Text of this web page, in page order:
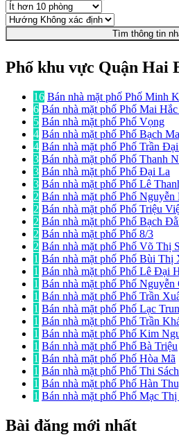
Tìm thông tin
Phố khu vực Quận Hai
16 Bán nhà mặt phố Phố Minh
6 Bán nhà mặt phố Phố Mai
5 Bán nhà mặt phố Phố Vọng
4 Bán nhà mặt phố Phố Bạch
4 Bán nhà mặt phố Phố Trần
3 Bán nhà mặt phố Phố Thanh
3 Bán nhà mặt phố Phố Đại La
3 Bán nhà mặt phố Phố Lê
2 Bán nhà mặt phố Phố Nguyễn
2 Bán nhà mặt phố Phố Triệu
2 Bán nhà mặt phố Phố Bạch
2 Bán nhà mặt phố Phố 8/3
2 Bán nhà mặt phố Phố Võ Thị
1 Bán nhà mặt phố Phố Bùi Thị
1 Bán nhà mặt phố Phố Lê Đại
1 Bán nhà mặt phố Phố Nguyễn
1 Bán nhà mặt phố Phố Trần
1 Bán nhà mặt phố Phố Lạc
1 Bán nhà mặt phố Phố Trần
1 Bán nhà mặt phố Phố Kim
1 Bán nhà mặt phố Phố Bà Triệu
1 Bán nhà mặt phố Phố Hòa Mã
1 Bán nhà mặt phố Phố Thi Sách
1 Bán nhà mặt phố Phố Hàn
1 Bán nhà mặt phố Phố Mạc
Bài đăng mới nhất